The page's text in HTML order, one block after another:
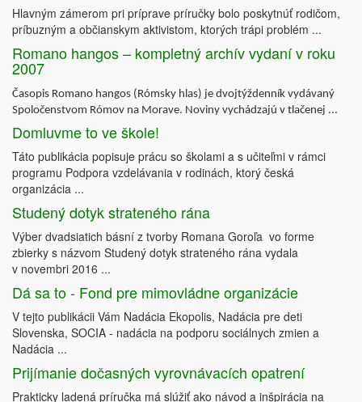
Hlavným zámerom pri príprave príručky bolo poskytnúť rodičom,
príbuzným a občianskym aktivistom, ktorých trápi problém ...
Romano hangos – kompletný archív vydaní v roku
2007
Časopis Romano hangos (Rómsky hlas) je dvojtýždenník vydávaný
Spoločenstvom Rómov na Morave. Noviny vychádzajú v tlačenej ...
Domluvme to ve škole!
Táto publikácia popisuje prácu so školami a s učiteľmi v rámci
programu Podpora vzdelávania v rodinách, ktorý česká
organizácia ...
Studený dotyk strateného rána
Výber dvadsiatich básní z tvorby Romana Goroľa vo forme
zbierky s názvom Studený dotyk strateného rána vydala
v novembri 2016 ...
Dá sa to - Fond pre mimovládne organizácie
V tejto publikácii Vám Nadácia Ekopolis, Nadácia pre deti
Slovenska, SOCIA - nadácia na podporu sociálnych zmien a
Nadácia ...
Prijímanie dočasných vyrovnávacích opatrení
Prakticky ladená príručka má slúžiť ako návod a inšpirácia na